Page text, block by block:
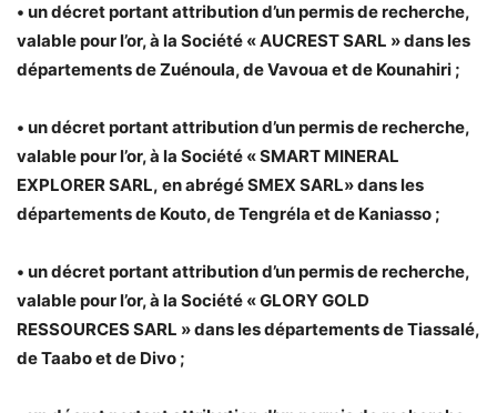
• un décret portant attribution d’un permis de recherche,
valable pour l’or, à la Société « AUCREST SARL » dans les
départements de Zuénoula, de Vavoua et de Kounahiri ;
• un décret portant attribution d’un permis de recherche,
valable pour l’or, à la Société « SMART MINERAL
EXPLORER SARL, en abrégé SMEX SARL» dans les
départements de Kouto, de Tengréla et de Kaniasso ;
• un décret portant attribution d’un permis de recherche,
valable pour l’or, à la Société « GLORY GOLD
RESSOURCES SARL » dans les départements de Tiassalé,
de Taabo et de Divo ;